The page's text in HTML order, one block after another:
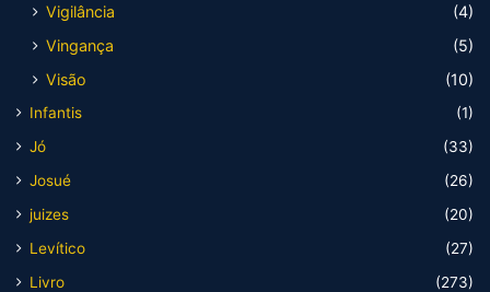
Vigilância
(4)
Vingança
(5)
Visão
(10)
Infantis
(1)
Jó
(33)
Josué
(26)
juizes
(20)
Levítico
(27)
Livro
(273)